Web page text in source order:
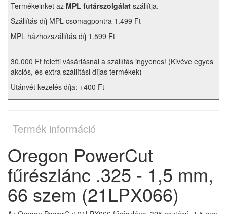
Termékeinket az MPL futárszolgálat szállítja.
Szállítás díj MPL csomagpontra 1.499 Ft
MPL házhozszállítás díj 1.599 Ft
30.000 Ft feletti vásárlásnál a szállítás ingyenes! (Kivéve egyes
akciós, és extra szállítási díjas termékek)
Utánvét kezelés díja: +400 Ft
Termék információ
Oregon PowerCut
fűrészlánc .325 - 1,5 mm,
66 szem (21LPX066)